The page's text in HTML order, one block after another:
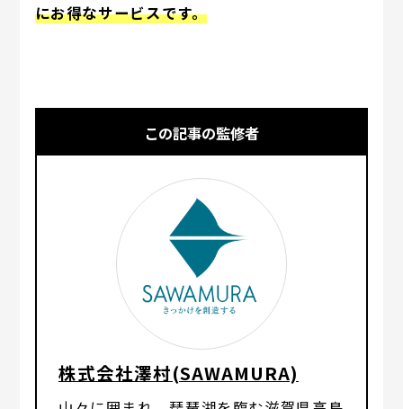
にお得なサービスです。
この記事の監修者
株式会社澤村(SAWAMURA)